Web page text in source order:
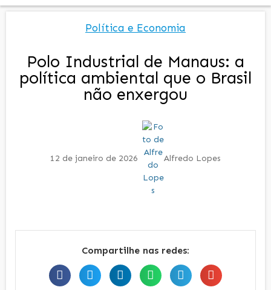
Política e Economia
Polo Industrial de Manaus: a
política ambiental que o Brasil
não enxergou
12 de janeiro de 2026 Alfredo Lopes
Compartilhe nas redes: